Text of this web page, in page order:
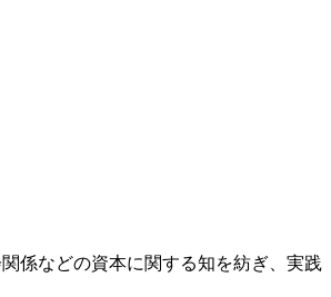
係などの資本に関する知を紡ぎ、実践